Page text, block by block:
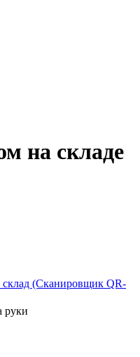
на складе
(Сканировщик QR-
руки